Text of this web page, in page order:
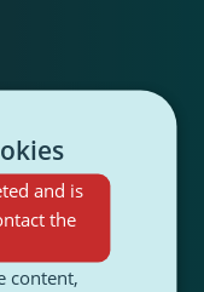
and is
the
content,